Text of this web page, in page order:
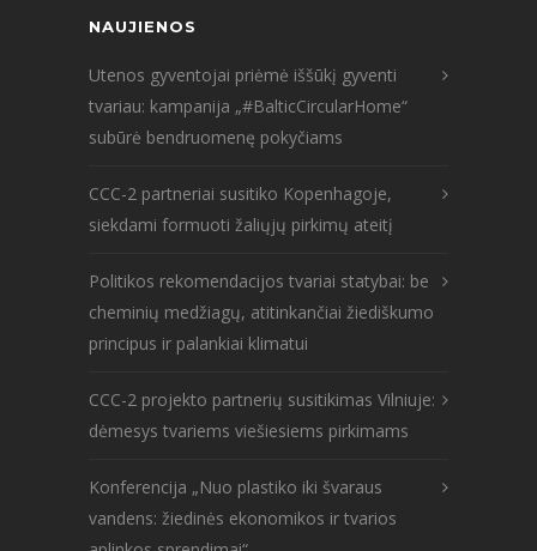
NAUJIENOS
Utenos gyventojai priėmė iššūkį gyventi
tvariau: kampanija „#BalticCircularHome“
subūrė bendruomenę pokyčiams
CCC-2 partneriai susitiko Kopenhagoje,
siekdami formuoti žaliųjų pirkimų ateitį
Politikos rekomendacijos tvariai statybai: be
cheminių medžiagų, atitinkančiai žiediškumo
principus ir palankiai klimatui
CCC-2 projekto partnerių susitikimas Vilniuje:
dėmesys tvariems viešiesiems pirkimams
Konferencija „Nuo plastiko iki švaraus
vandens: žiedinės ekonomikos ir tvarios